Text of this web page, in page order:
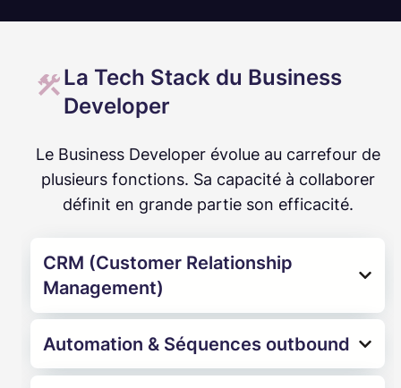
La Tech Stack du Business
Developer
Le Business Developer évolue au carrefour de
plusieurs fonctions. Sa capacité à collaborer
définit en grande partie son efficacité.
CRM (Customer Relationship
Management)
Automation & Séquences outbound